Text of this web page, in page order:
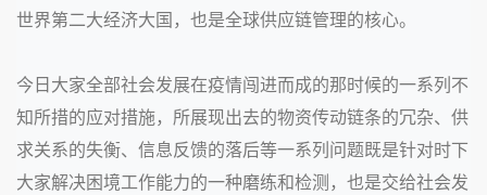
世界第二大经济大国，也是全球供应链管理的核心。
今日大家全部社会发展在疫情闯进而成的那时候的一系列不
知所措的应对措施，所展现出去的物资传动链条的冗杂、供
求关系的失衡、信息反馈的落后等一系列问题既是针对时下
大家解决困境工作能力的一种磨练和检测，也是交给社会发